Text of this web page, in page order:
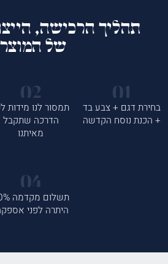
תהליך הרכישה,
של
בחירת דגם + צבע בד
+ הכנת נוסח הקדשה
תמסור לנו מידות
הדרכה שתקבל
מאיתנו
תשלום
היתרה לפני